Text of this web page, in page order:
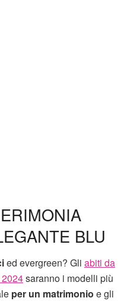
BLU
ed evergreen? Gli abiti da
saranno i modelli più
per un matrimonio e gli